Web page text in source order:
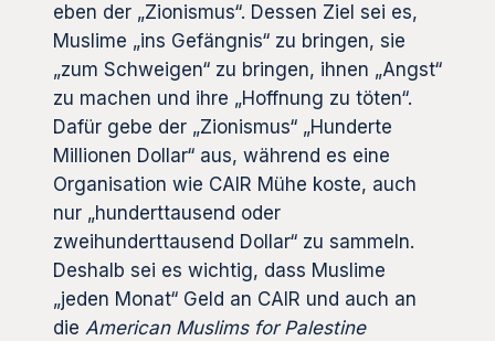
eben der „Zionismus“. Dessen Ziel sei es,
Muslime „ins Gefängnis“ zu bringen, sie
„zum Schweigen“ zu bringen, ihnen „Angst“
zu machen und ihre „Hoffnung zu töten“.
Dafür gebe der „Zionismus“ „Hunderte
Millionen Dollar“ aus, während es eine
Organisation wie CAIR Mühe koste, auch
nur „hunderttausend oder
zweihunderttausend Dollar“ zu sammeln.
Deshalb sei es wichtig, dass Muslime
„jeden Monat“ Geld an CAIR und auch an
die American Muslims for Palestine